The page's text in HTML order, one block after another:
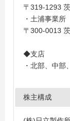
〒319-1293
・土浦事業所
〒300-0013
◆支店
・北部、中部
株主構成